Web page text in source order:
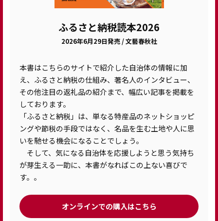
ふるさと納税読本2026
2026年6月29日発売 / 文藝春秋社
本書はこちらのサイトで紹介した自治体の情報に加
え、ふるさと納税の仕組み、著名人のインタビュー、
その他注目の返礼品の紹介まで、幅広い記事を掲載を
しております。
「ふるさと納税」は、単なる特産品のネットショッピ
ングや節税の手段ではなく、名品を生む土地や人に思
いを馳せる機会になることでしょう。
そして、気になる自治体を応援しようと思う気持ち
が芽生える一助に、本書がなればこの上ない喜びで
す。。
オンラインでの購入はこちら